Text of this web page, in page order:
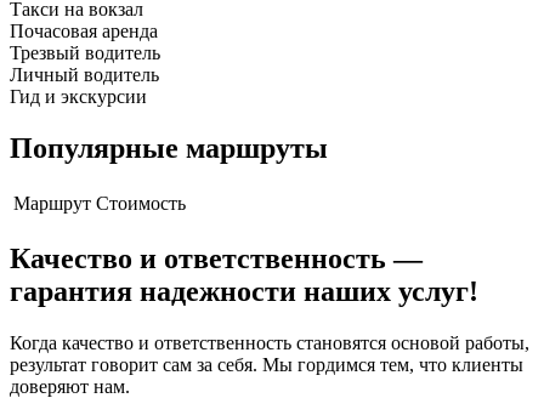
Такси на вокзал
Почасовая аренда
Трезвый водитель
Личный водитель
Гид и экскурсии
Популярные маршруты
Маршрут Стоимость
Качество и ответственность —
гарантия надежности наших услуг!
Когда качество и ответственность становятся основой работы,
результат говорит сам за себя. Мы гордимся тем, что клиенты
доверяют нам.